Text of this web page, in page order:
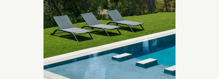
Les piscines en béton contemporaines Jacques
Brens sont uniques grâce au large choix de
matériaux et de revêtements et les nombreuses
options disponibles, miroir, couloir de nage, plage
immergée, débordement.